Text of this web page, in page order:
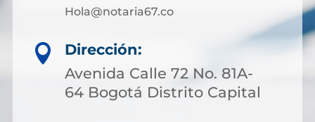
Hola@notaria67.co

Dirección:
Avenida Calle 72 No. 81A-
64 Bogotá Distrito Capital